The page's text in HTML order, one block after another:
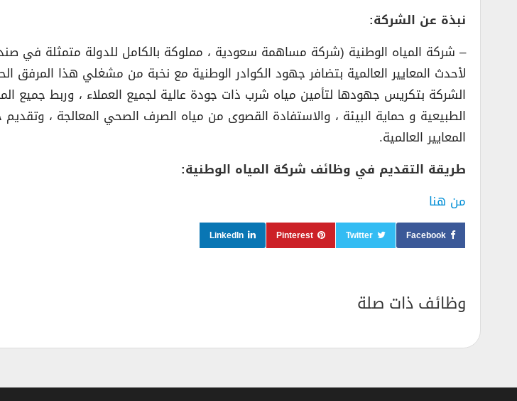
نبذة عن الشركة:
– شركة المياه الوطنية (شركة مساهمة سعودية ، مملوكة بالكامل للدولة متمثلة في
لأحدث المعايير العالمية بتضافر جهود الكوادر الوطنية مع نخبة من مشغلي هذا
الشركة بتكريس جهودها لتأمين مياه شرب ذات جودة عالية لجميع العملاء ، وربط جميع
الطبيعية و حماية البيئة ، والاستفادة القصوى من مياه الصرف الصحي المعالجة ،
المعايير العالمية.
طريقة التقديم في وظائف شركة المياه الوطنية:
من هنا
Facebook
Twitter
Pinterest
LinkedIn
وظائف ذات صلة